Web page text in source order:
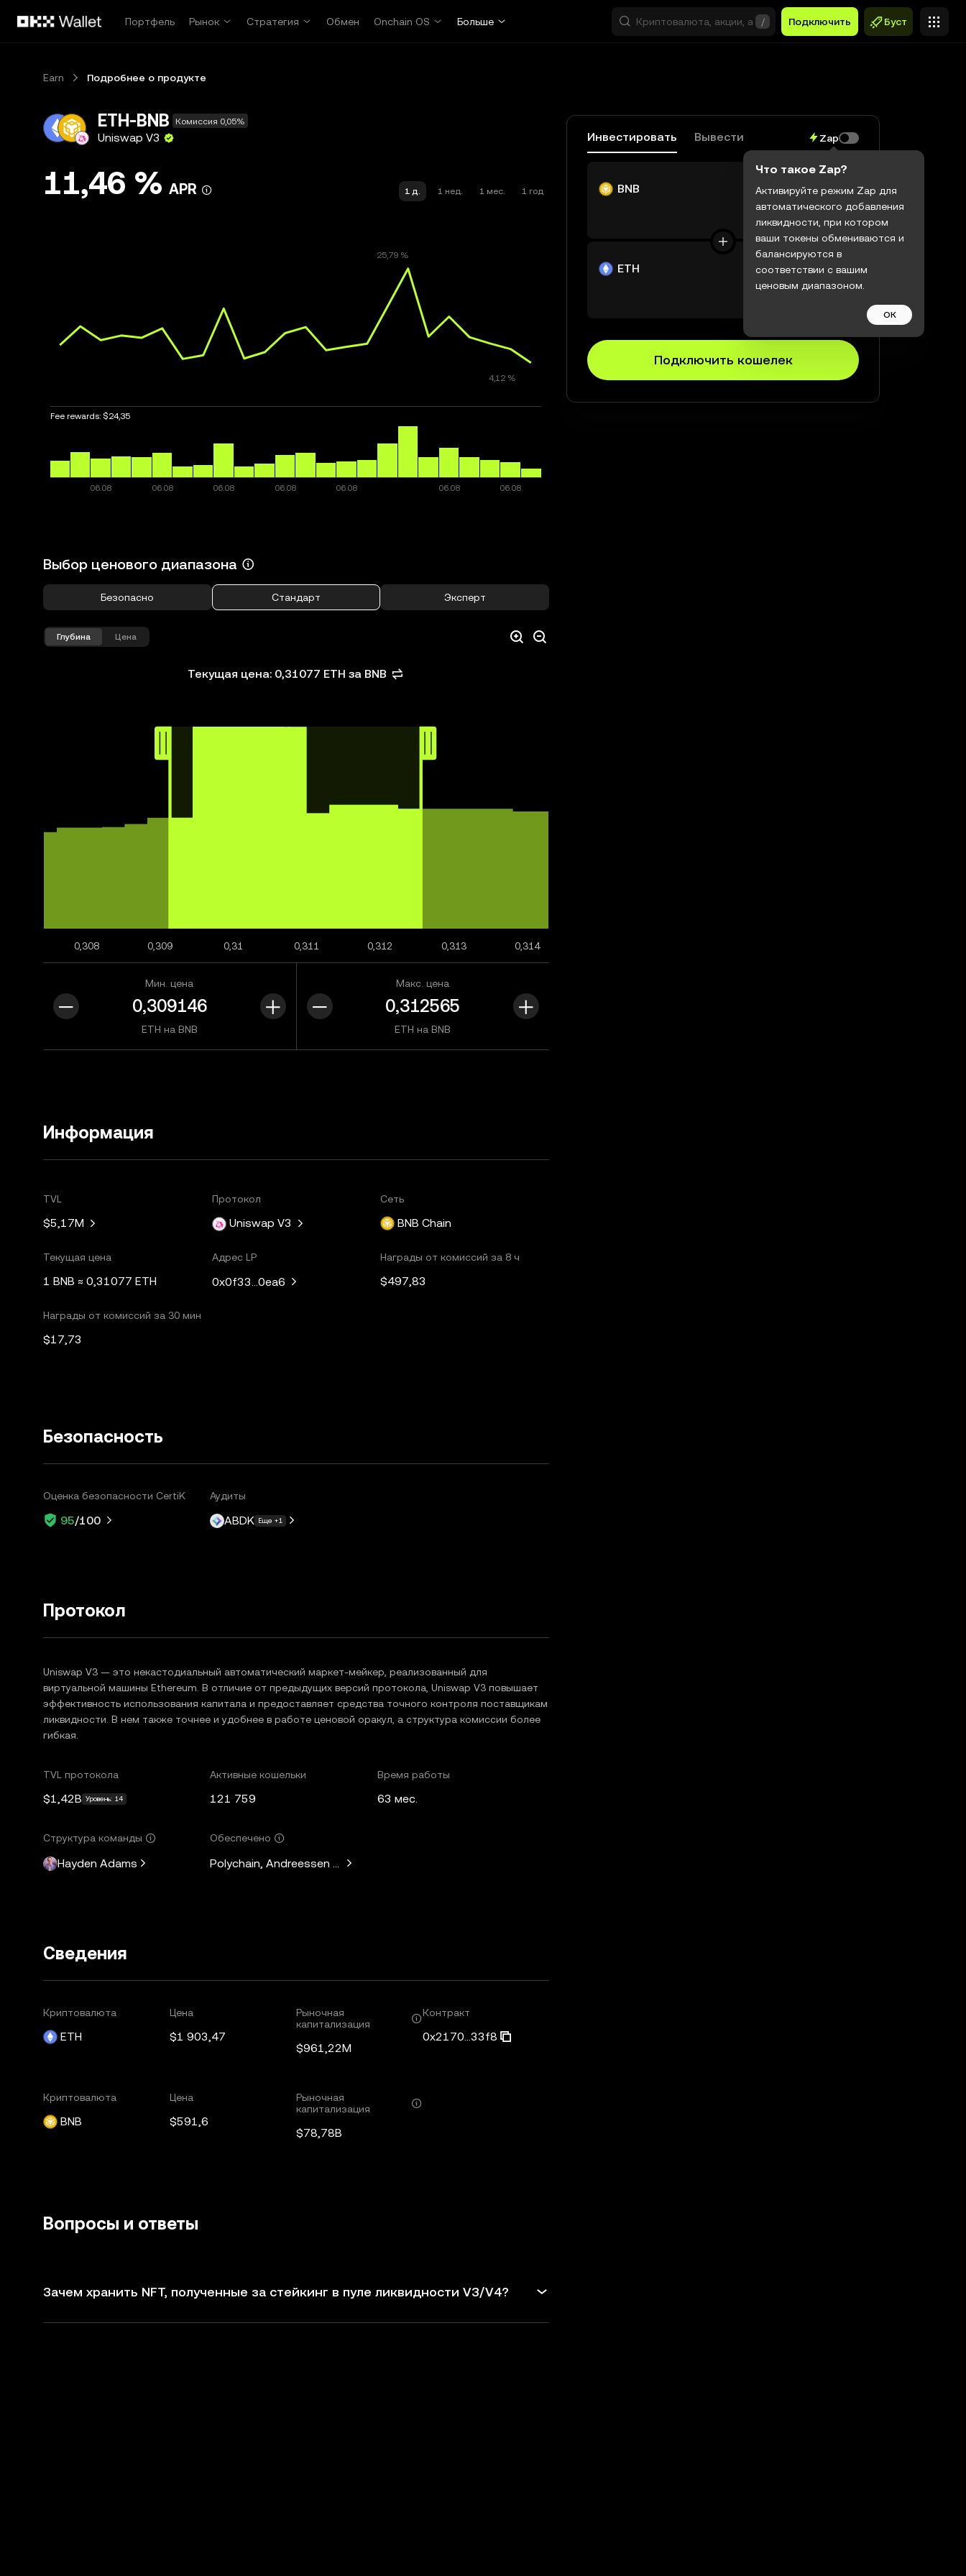
Портфель
Рынок Стратегия Обмен Onchain OS Больше / Подключить Буст
Earn Подробнее о продукте
ETH-BNB Комиссия 0,05%
Uniswap V3
11,46 % APR 1 д. 1 нед. 1 мес. 1 год
Fee rewards: $24,35
Выбор ценового диапазона
Безопасно Стандарт Эксперт
Глубина Цена
Текущая цена: 0,31077 ETH за BNB
0,308 0,309 0,31 0,311 0,312 0,313 0,314
Мин. цена
ETH на BNB
Макс. цена
ETH на BNB
Информация
TVL
$5,17M
Протокол
Uniswap V3
Сеть
BNB Chain
Текущая цена
1 BNB ≈ 0,31077 ETH
Адрес LP
0x0f33...0ea6
Награды от комиссий за 8 ч
$497,83
Награды от комиссий за 30 мин
$17,73
Безопасность
Оценка безопасности CertiK
95/100
Аудиты
ABDK Еще +1
Протокол
Uniswap V3 — это некастодиальный автоматический маркет-мейкер, реализованный для
виртуальной машины Ethereum. В отличие от предыдущих версий протокола, Uniswap V3 повышает
эффективность использования капитала и предоставляет средства точного контроля поставщикам
ликвидности. В нем также точнее и удобнее в работе ценовой оракул, а структура комиссии более
гибкая.
TVL протокола
$1,42B Уровень: 14
Активные кошельки
121 759
Время работы
63 мес.
Структура команды
Hayden Adams
Обеспечено
Polychain, Andreessen Horowitz, Paradigm, Variant Fund, SV Angel
Сведения
Криптовалюта
ETH
Цена
$1 903,47
Рыночная
капитализация
$961,22M
Контракт
0x2170...33f8
Криптовалюта
BNB
Цена
$591,6
Рыночная
капитализация
$78,78B
Вопросы и ответы
Зачем хранить NFT, полученные за стейкинг в пуле ликвидности V3/V4?
Инвестировать Вывести Zap
BNB
$0,00
ETH
Подключить кошелек
Что такое Zap?
Активируйте режим Zap для
автоматического добавления
ликвидности, при котором
ваши токены обмениваются и
балансируются в
соответствии с вашим
ценовым диапазоном.
ОК